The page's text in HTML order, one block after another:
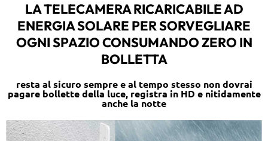
LA TELECAMERA RICARICABILE AD
ENERGIA SOLARE PER SORVEGLIARE
OGNI SPAZIO CONSUMANDO ZERO IN
BOLLETTA
resta al sicuro sempre e al tempo stesso non dovrai
pagare bollette della luce, registra in HD e nitidamente
anche la notte